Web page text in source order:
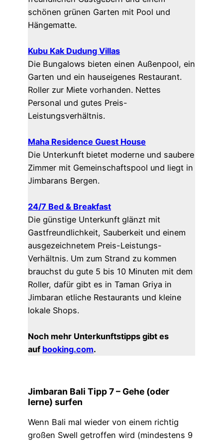
schönen grünen Garten mit Pool und
Hängematte.
Kubu Kak Dudung Villas
Die Bungalows bieten einen Außenpool, ein
Garten und ein hauseigenes Restaurant.
Roller zur Miete vorhanden. Nettes
Personal und gutes Preis-
Leistungsverhältnis.
Maha Residence Guest House
Die Unterkunft bietet moderne und saubere
Zimmer mit Gemeinschaftspool und liegt in
Jimbarans Bergen.
24/7 Bed & Breakfast
Die günstige Unterkunft glänzt mit
Gastfreundlichkeit, Sauberkeit und einem
ausgezeichnetem Preis-Leistungs-
Verhältnis. Um zum Strand zu kommen
brauchst du gute 5 bis 10 Minuten mit dem
Roller, dafür gibt es in Taman Griya in
Jimbaran etliche Restaurants und kleine
lokale Shops.
Noch mehr Unterkunftstipps gibt es
auf booking.com.
Jimbaran Bali Tipp 7 – Gehe (oder
lerne) surfen
Wenn Bali mal wieder von einem richtig
großen Swell getroffen wird (mindestens 9